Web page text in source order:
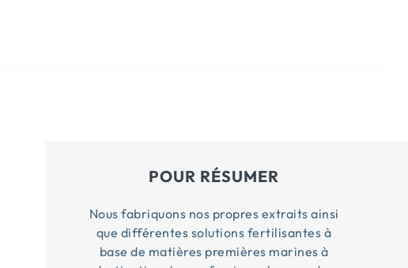
POUR RÉSUMER
Nous fabriquons nos propres extraits ainsi
que différentes solutions fertilisantes à
base de matières premières marines à